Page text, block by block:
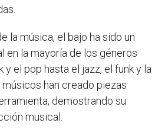
la música, el bajo ha sido un
en la mayoría de los géneros
el pop hasta el jazz, el funk y la
han creado piezas
demostrando su
musical.